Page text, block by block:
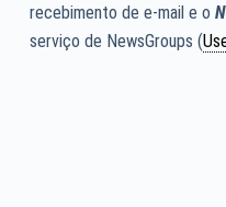
recebimento de e-mail e o
serviço de NewsGroups (